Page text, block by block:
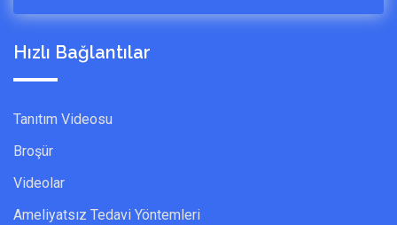
Hızlı Bağlantılar
Tanıtım Videosu
Broşür
Videolar
Ameliyatsız Tedavi Yöntemleri